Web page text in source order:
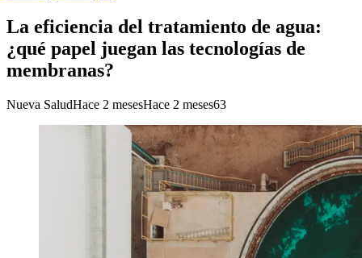
La eficiencia del tratamiento de agua:
¿qué papel juegan las tecnologías de
membranas?
Nueva SaludHace 2 mesesHace 2 meses63